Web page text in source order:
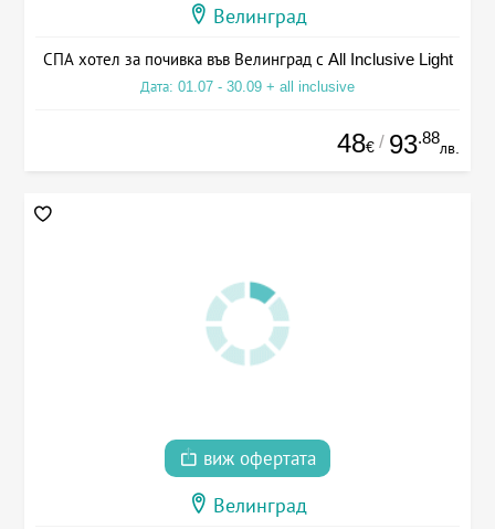
Велинград
СПА хотел за почивка във Велинград с All Inclusive Light
Дата: 01.07 - 30.09 + all inclusive
48€ / 93.88
лв.
виж офертата
Велинград